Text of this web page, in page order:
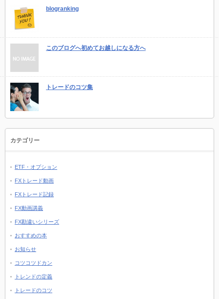
blogranking
このブログへ初めてお越しになる方へ
トレードのコツ集
カテゴリー
ETF・オプション
FXトレード動画
FXトレード記録
FX動画講義
FX勘違いシリーズ
おすすめの本
お知らせ
コツコツドカン
トレンドの定義
トレードのコツ